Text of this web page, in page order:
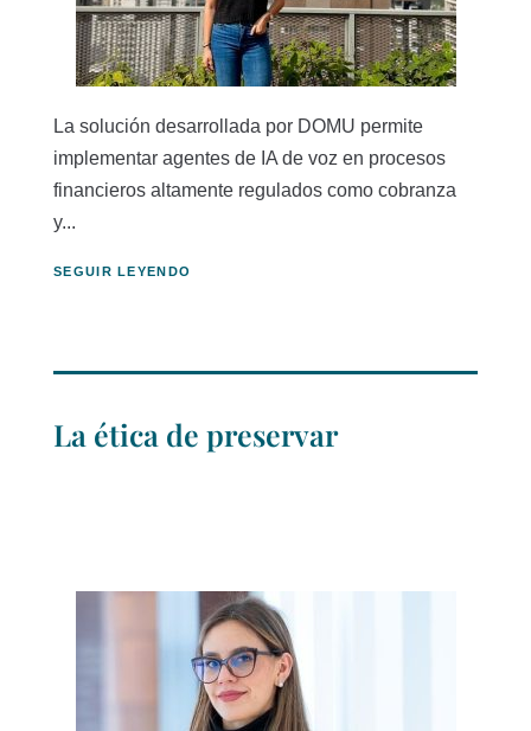
La solución desarrollada por DOMU permite
implementar agentes de IA de voz en procesos
financieros altamente regulados como cobranza
y...
SEGUIR LEYENDO
La ética de preservar